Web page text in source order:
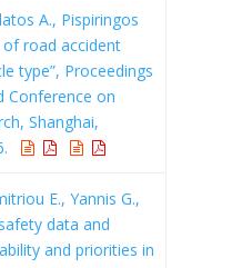
A., Pispiringos
of road accident
type”, Proceedings
Conference on
Shanghai,
E., Yannis G.,
data and
and priorities in